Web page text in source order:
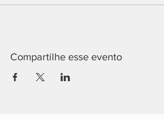
Compartilhe esse evento